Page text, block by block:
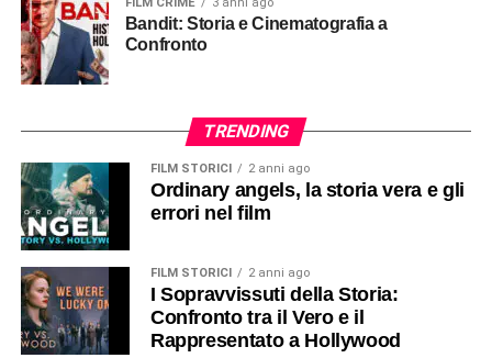
Bandit: Storia e Cinematografia a
Confronto
TRENDING
FILM STORICI 2 anni ago
Ordinary angels, la storia vera e gli
errori nel film
FILM STORICI 2 anni ago
I Sopravvissuti della Storia:
Confronto tra il Vero e il
Rappresentato a Hollywood